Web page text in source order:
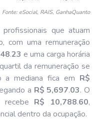
Fonte: eSocial, RAIS, GanhaQuanto
profissionais que atuam
com uma remuneração
.23 e uma carga horária
da remuneração se
a mediana fica em R$
a R$ 5,697.03. O
R$ 10,788.60,
dentro da ocupação.